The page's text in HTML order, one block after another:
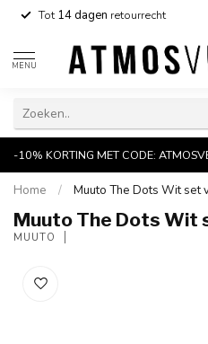
Tot14 dagen retourrecht
MENU
-10% KORTING MET CODE:
Home / Muuto The Dots Wit set
Muuto The Dots Wit
MUUTO